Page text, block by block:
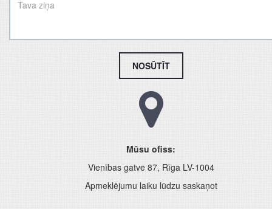
NOSŪTĪT
Mūsu ofiss:
Vienības gatve 87, Rīga LV-1004
Apmeklējumu laiku lūdzu saskaņot